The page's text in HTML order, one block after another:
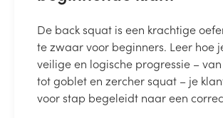
De back squat is een krachtige
te zwaar voor beginners. Leer hoe
veilige en logische progressie –
tot goblet en zercher squat – je
voor stap begeleidt naar een